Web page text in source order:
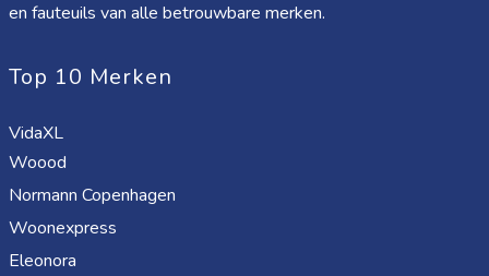
en fauteuils van alle betrouwbare merken.
Top 10 Merken
VidaXL
Woood
Normann Copenhagen
Woonexpress
Eleonora